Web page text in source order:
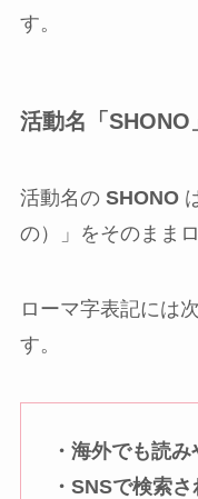
す。
活動名「SHONO
活動名の SHONO
の）」をそのまま
ローマ字表記には
す。
・海外でも読
・SNSで検索